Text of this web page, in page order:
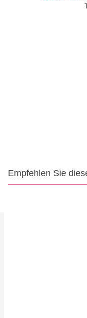
Empfehlen Sie